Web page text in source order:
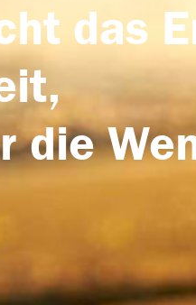
das
die